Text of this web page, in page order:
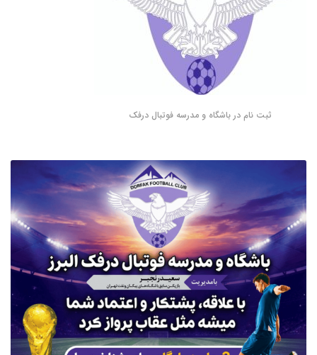
ثبت نام در باشگاه و مدرسه فوتبال درفک